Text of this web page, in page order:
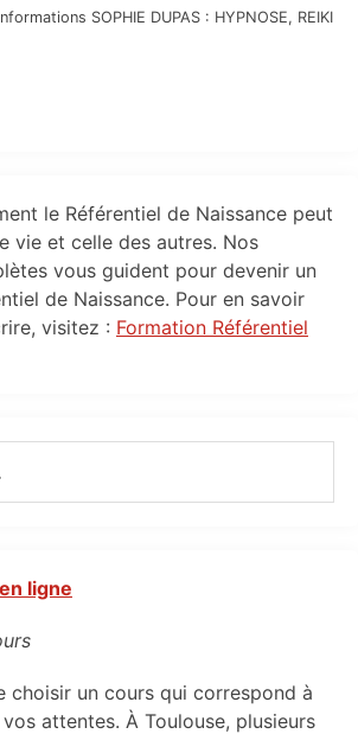
SOPHIE DUPAS : HYPNOSE, REIKI
le Référentiel de Naissance peut
vie et celle des autres. Nos
vous guident pour devenir un
de Naissance. Pour en savoir
visitez : Formation Référentiel
ligne
choisir un cours qui correspond à
attentes. À Toulouse, plusieurs